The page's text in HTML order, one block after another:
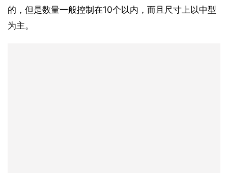
的，但是数量一般控制在10个以内，而且尺寸上以中型
为主。